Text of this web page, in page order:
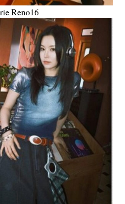
Reno16